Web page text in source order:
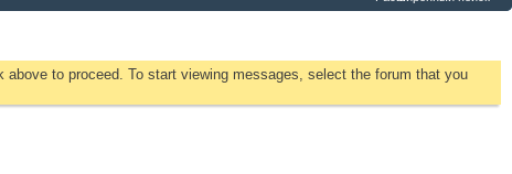
to proceed. To start viewing messages, select the forum that you